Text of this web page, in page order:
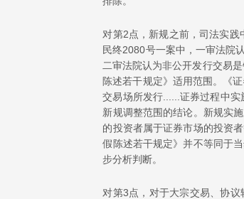
对第2点，新规之前，司法实
民终2080号一案中，一审法院
二审法院认为非公开发行交易
陈述若干规定》适用范围。《
交易场所发行......证券过程中
新规调整范围的结论。新规实
的投资者属于证券市场的投资
假陈述若干规定》并不等同于
步分析判断。
对第3点，对于大宗交易、协